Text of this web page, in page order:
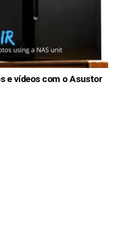
e vídeos com o Asustor